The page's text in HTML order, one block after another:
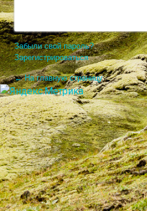
Забыли свой пароль?
Зарегистрироваться
← На главную страницу